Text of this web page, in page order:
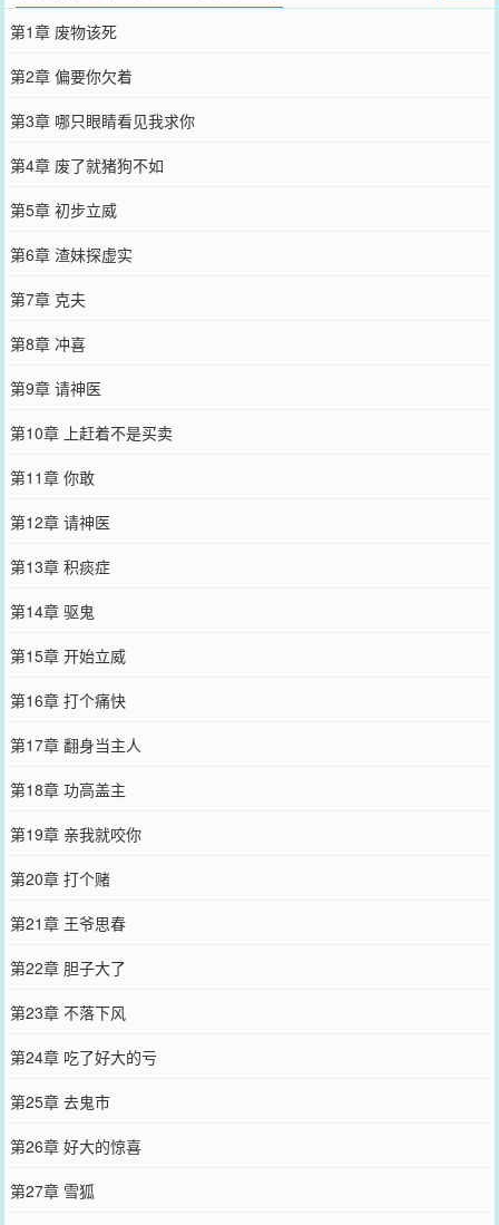
第1章 废物该死
第2章 偏要你欠着
第3章 哪只眼睛看见我求你
第4章 废了就猪狗不如
第5章 初步立威
第6章 渣妹探虚实
第7章 克夫
第8章 冲喜
第9章 请神医
第10章 上赶着不是买卖
第11章 你敢
第12章 请神医
第13章 积痰症
第14章 驱鬼
第15章 开始立威
第16章 打个痛快
第17章 翻身当主人
第18章 功高盖主
第19章 亲我就咬你
第20章 打个赌
第21章 王爷思春
第22章 胆子大了
第23章 不落下风
第24章 吃了好大的亏
第25章 去鬼市
第26章 好大的惊喜
第27章 雪狐